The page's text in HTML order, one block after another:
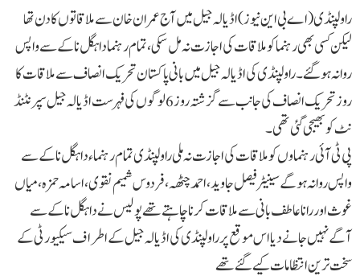
راولپنڈی (اے بی این نیوز) اڈیالہ جیل میں آج عمران خان سے ملاقاتوں کا دن تھا
لیکن کسی بھی رہنما کو ملاقات کی اجازت نہ مل سکی ،تمام رہنما داہگل ناکے سے واپس
روانہ ہوگئے ۔ راولپنڈی کی اڈیالہ جیل میں بانی پاکستان تحریک انصاف سے ملاقات کا
روز تحریک انصاف کی جانب سے گزشتہ روز 6 لوگوں کی فہرست اڈیالہ جیل سپرنٹنڈ
نٹ کو بھیجی گئی تھی۔
پی ٹی آئی رہنماوں کو ملاقات کی اجازت نہ ملی راولپنڈی تمام رہنماء داہگل ناکے سے
واپس روانہ ہوگےسینیٹر فیصل جاوید، احمد چٹھہ، فردوس شمیم نقوی، اسامہ حمزہ، میاں
غوث اور رانا عاطف بانی سے ملاقات کرنا چاہتے تھےپولیس نے داہگل ناکے سے
آگے نہیں جانے دیااس موقع پر راولپنڈی کی اڈیالہ جیل کے اطراف سیکیورٹی کے
سخت ترین انتظامات کیے گئے تھے